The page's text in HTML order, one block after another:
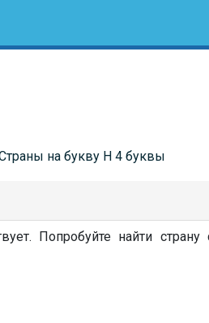
на букву Н 4 буквы
Попробуйте найти страну